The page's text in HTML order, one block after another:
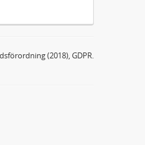
(2018), GDPR.